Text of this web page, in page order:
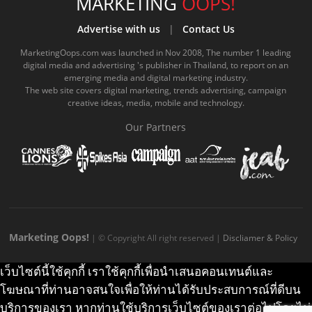
b
o
o
k
c
o
u
b
e
.
o
m
m
e
a
g
r
a
.
o
k
.
c
m
Advertise with us| Contact Us
MarketingOops.com was launched in Nov 2008, The number 1 leading
digital media and advertising 's publisher in Thailand, to report on an
emerging media and digital marketing industry.
The web site covers digital marketing, trends advertising, campaign
creative ideas, media, mobile and technology.
Our Partners
Marketing Oops! | © Copyright All right reserved | Discliamer & Policy
เว็บไซต์นี้ใช้คุกกี้ เราใช้คุกกี้เพื่อนำเสนอคอนเทนต์และ
โฆษณาที่ท่านอาจสนใจเพื่อให้ท่านได้รับประสบการณ์ที่ดีบน
บริการของเรา หากท่านใช้บริการเว็บไซต์ของเราต่อไปโดยไม่